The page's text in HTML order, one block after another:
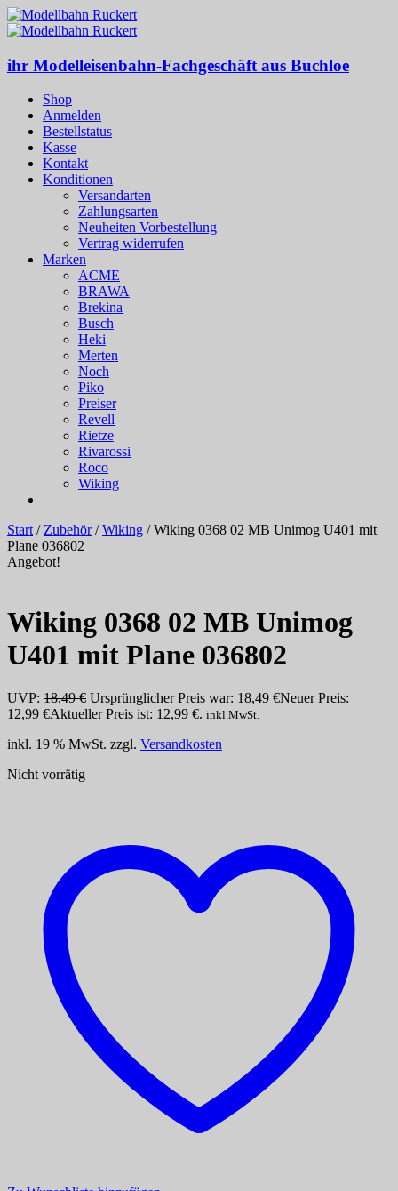
ihr Modelleisenbahn-Fachgeschäft aus Buchloe
Shop
Anmelden
Bestellstatus
Kasse
Kontakt
Konditionen
Versandarten
Zahlungsarten
Neuheiten Vorbestellung
Vertrag widerrufen
Marken
ACME
BRAWA
Brekina
Busch
Heki
Merten
Noch
Piko
Preiser
Revell
Rietze
Rivarossi
Roco
Wiking
Start/Zubehör/Wiking / Wiking 0368 02 MB Unimog U401 mit
Plane 036802
Angebot!
Wiking 0368 02 MB Unimog
U401 mit Plane 036802
UVP: 18,49€ Ursprünglicher Preis war: 18,49 €Neuer Preis:
12,99 €Aktueller Preis ist: 12,99 €. inkl.MwSt.
inkl. 19 % MwSt. zzgl. Versandkosten
Nicht vorrätig